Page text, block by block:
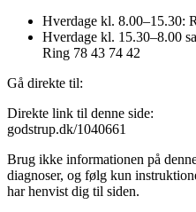
Hverdage kl. 8.00–15.30:
Hverdage kl. 15.30–8.00
Ring 78 43 74 42
Gå direkte til:
Direkte link til denne side:
godstrup.dk/1040661
Brug ikke informationen på
diagnoser, og følg kun
har henvist dig til siden.